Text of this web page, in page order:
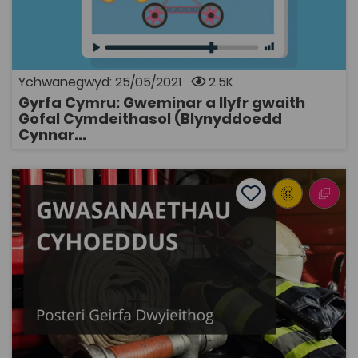
Ychwanegwyd: 25/05/2021 2.5K
Gyrfa Cymru: Gweminar a llyfr gwaith
Gofal Cymdeithasol (Blynyddoedd
Cynnar...
Adnodd i ddysgwyr Cyfnod Allweddol 3 ddarganfod
mwy am yrfa yn y sector gofal cymdeithasol
(blynyddoedd cynnar). Bydd dysgwyr yn gallu gwylio
gweminar ac yn cwblhau llyfr gwaith
AGOR
Posteri Geirfa Dwyieithog Gwasanaethau Cyhoeddus
Add to favourites
Dyddiad cyhoeddi: 2021 Add to favourites
Posteri Geirfa Dwyieithog Gwasanaethau
Cyhoeddus
150 Adnodd
Adnodd Coleg Cymraeg
Mae'r casgliad hwn yn cynnwys cyfres o bosteri sy'n